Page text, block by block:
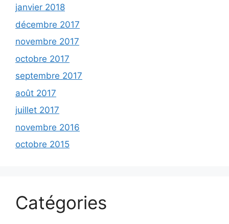
janvier 2018
décembre 2017
novembre 2017
octobre 2017
septembre 2017
août 2017
juillet 2017
novembre 2016
octobre 2015
Catégories